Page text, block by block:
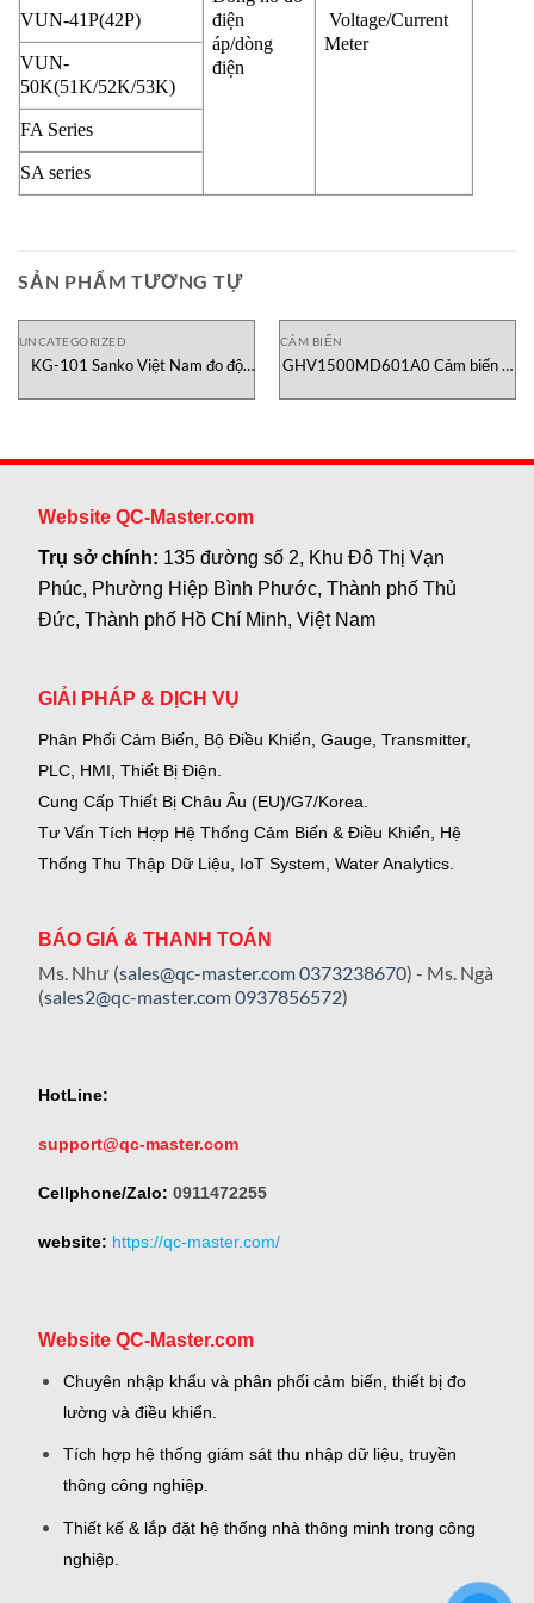
điện
áp/dòng
điện
Voltage/Current
Meter
VUN-41P(42P)
VUN-
50K(51K/52K/53K)
FA Series
SA series
SẢN PHẨM TƯƠNG TỰ
UNCATEGORIZED
KG-101 Sanko Việt Nam đo độ
CẢM BIẾN
GHV1500MD601A0 Cảm biến vị
Website QC-Master.com
Trụ sở chính: 135 đường số 2, Khu Đô Thị Vạn
Phúc, Phường Hiệp Bình Phước, Thành phố Thủ
Đức, Thành phố Hồ Chí Minh, Việt Nam
GIẢI PHÁP & DỊCH VỤ
Phân Phối Cảm Biến, Bộ Điều Khiển, Gauge, Transmitter,
PLC, HMI, Thiết Bị Điện.
Cung Cấp Thiết Bị Châu Âu (EU)/G7/Korea.
Tư Vấn Tích Hợp Hệ Thống Cảm Biến & Điều Khiển, Hệ
Thống Thu Thập Dữ Liệu, IoT System, Water Analytics.
BÁO GIÁ & THANH TOÁN
Ms. Như (sales@qc-master.com0373238670) - Ms. Ngà
(sales2@qc-master.com0937856572)
HotLine:
support@qc-master.com
Cellphone/Zalo: 0911472255
website: https://qc-master.com/
Website QC-Master.com
Chuyên nhập khẩu và phân phối cảm biến, thiết bị đo
lường và điều khiển.
Tích hợp hệ thống giám sát thu nhập dữ liệu, truyền
thông công nghiệp.
Thiết kế & lắp đặt hệ thống nhà thông minh trong công
nghiệp.